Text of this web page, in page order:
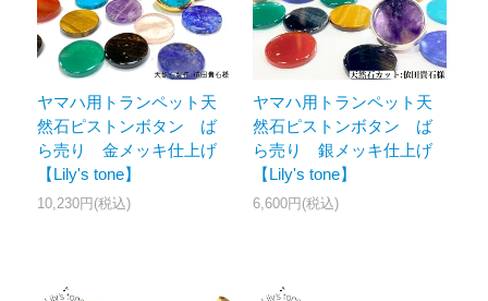
ヤマハ用トランペット天
然石ピストンボタン ば
ら売り 金メッキ仕上げ
【Lily's tone】
10,230円(税込)
ヤマハ用トランペット天
然石ピストンボタン ば
ら売り 銀メッキ仕上げ
【Lily's tone】
6,600円(税込)